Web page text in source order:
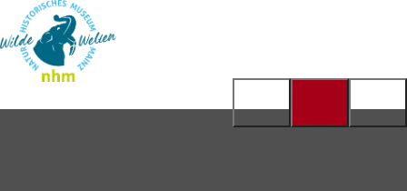
Vai al contenuto
pagina
iniziale